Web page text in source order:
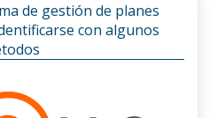
de gestión de planes
con algunos